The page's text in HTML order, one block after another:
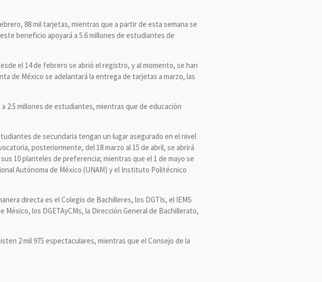
88 mil tarjetas, mientras que a partir de esta semana se
beneficio apoyará a 5.6 millones de estudiantes de
el 14 de febrero se abrió el registro, y al momento, se han
de México se adelantará la entrega de tarjetas a marzo, las
2.5 millones de estudiantes, mientras que de educación
de secundaria tengan un lugar asegurado en el nivel
posteriormente, del 18 marzo al 15 de abril, se abrirá
10 planteles de preferencia; mientras que el 1 de mayo se
Autónoma de México (UNAM) y el Instituto Politécnico
directa es el Colegio de Bachilleres, los DGTIs, el IEMS
los DGETAyCMs, la Dirección General de Bachillerato,
2 mil 975 espectaculares, mientras que el Consejo de la